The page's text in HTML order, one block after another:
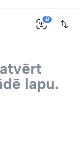
0
AI
lapu.